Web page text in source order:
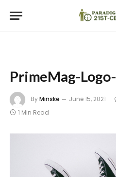
PrimeMag-
ByMinske June 15, 2021
1 Min Read